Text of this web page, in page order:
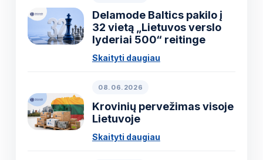
Delamode Baltics pakilo į
32 vietą „Lietuvos verslo
lyderiai 500“ reitinge
Skaityti daugiau
08.06.2026
Krovinių pervežimas visoje
Lietuvoje
Skaityti daugiau